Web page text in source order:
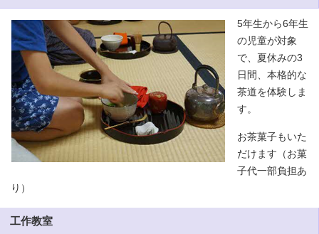
5年生から6年生
の児童が対象
で、夏休みの3
日間、本格的な
茶道を体験しま
す。
お茶菓子もいた
だけます（お菓
子代一部負担あ
り）
工作教室